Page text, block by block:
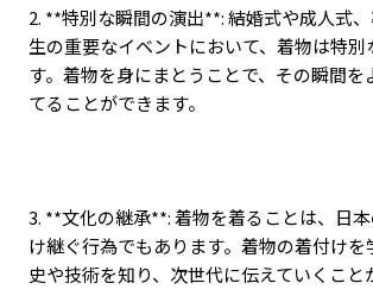
2. **特別な瞬間の演出**:結婚式や成人式
生の重要なイベントにおいて、着物は特別
す。着物を身にまとうことで、その瞬間を
てることができます。
3. **文化の継承**:着物を着ることは、日
け継ぐ行為でもあります。着物の着付けを
史や技術を知り、次世代に伝えていくこと